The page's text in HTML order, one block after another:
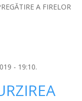
A FIRELOR
- 19:10.